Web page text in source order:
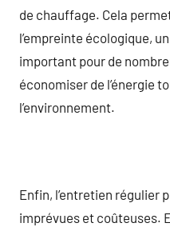
de chauffage. Cela
l’empreinte écologique,
important pour de
économiser de l’énergie
l’environnement.
Enfin, l’entretien régulier
imprévues et coûteuses.